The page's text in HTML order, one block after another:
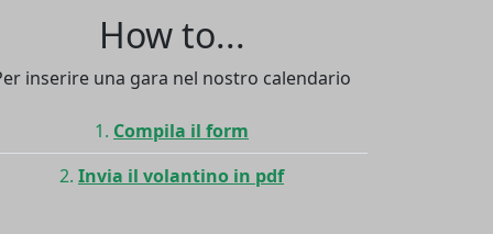
How to...
inserire una gara nel nostro calendario
Compila il form
Invia il volantino in pdf